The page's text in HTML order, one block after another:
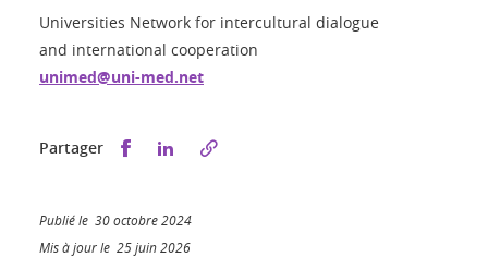
Universities Network for intercultural dialogue
and international cooperation
unimed@uni-med.net
Partager Partager sur Facebook
Partager sur LinkedIn
Publié le 30 octobre 2024
Mis à jour le 25 juin 2026